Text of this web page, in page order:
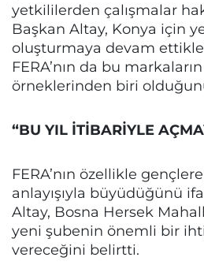
yetkililerden çalışmalar
Başkan Altay, Konya için
oluşturmaya devam
FERA’nın da bu
örneklerinden biri
“BU YIL İTİBARİYLE
FERA’nın özellikle
anlayışıyla büyüdüğünü
Altay, Bosna Hersek
yeni şubenin önemli bir
vereceğini belirtti.